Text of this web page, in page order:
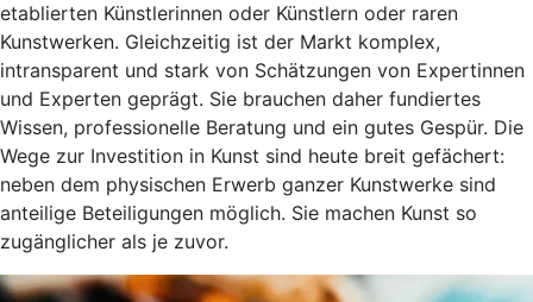
etablierten Künstlerinnen oder Künstlern oder raren
Kunstwerken. Gleichzeitig ist der Markt komplex,
intransparent und stark von Schätzungen von Expertinnen
und Experten geprägt. Sie brauchen daher fundiertes
Wissen, professionelle Beratung und ein gutes Gespür. Die
Wege zur Investition in Kunst sind heute breit gefächert:
neben dem physischen Erwerb ganzer Kunstwerke sind
anteilige Beteiligungen möglich. Sie machen Kunst so
zugänglicher als je zuvor.